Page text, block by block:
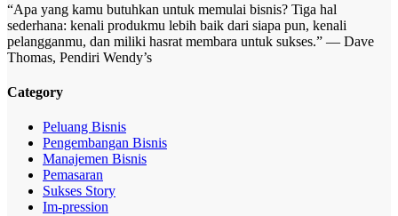
“Apa yang kamu butuhkan untuk memulai bisnis? Tiga hal
sederhana: kenali produkmu lebih baik dari siapa pun, kenali
pelangganmu, dan miliki hasrat membara untuk sukses.” — Dave
Thomas, Pendiri Wendy’s
Category
Peluang Bisnis
Pengembangan Bisnis
Manajemen Bisnis
Pemasaran
Sukses Story
Im-pression